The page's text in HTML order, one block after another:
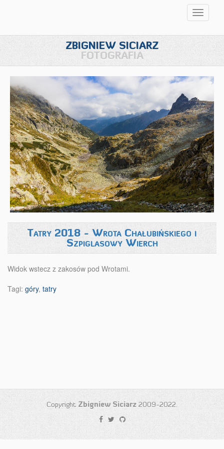
ZBIGNIEW SICIARZ
FOTOGRAFIA
Tatry 2018 - Wrota Chałubińskiego i
Szpiglasowy Wierch
Widok wstecz z zakosów pod Wrotami.
Tagi: góry, tatry
Copyright Zbigniew Siciarz 2009-2022.